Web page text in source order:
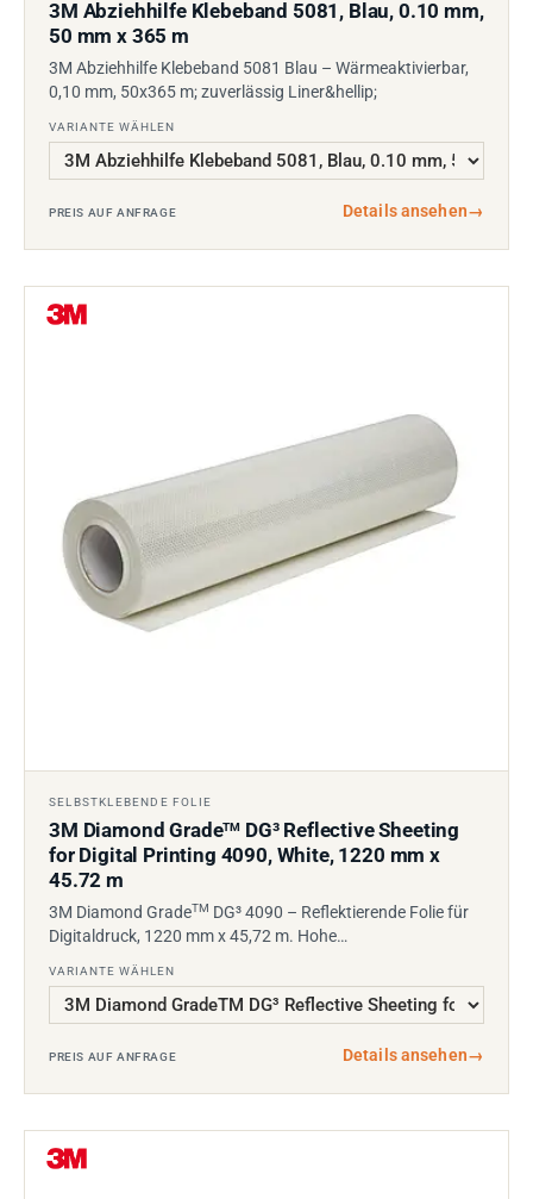
3M Abziehhilfe Klebeband 5081, Blau, 0.10 mm,
50 mm x 365 m
3M Abziehhilfe Klebeband 5081 Blau – Wärmeaktivierbar,
0,10 mm, 50x365 m; zuverlässig Liner&hellip;
VARIANTE WÄHLEN
PREIS AUF ANFRAGE Details ansehen→
SELBSTKLEBENDE FOLIE
3M Diamond GradeTM DG³ Reflective Sheeting
for Digital Printing 4090, White, 1220 mm x
45.72 m
3M Diamond GradeTM DG³ 4090 – Reflektierende Folie für
Digitaldruck, 1220 mm x 45,72 m. Hohe…
VARIANTE WÄHLEN
PREIS AUF ANFRAGE Details ansehen→